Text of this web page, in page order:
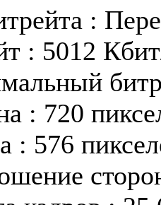
:
: 5012
: 720
: 576